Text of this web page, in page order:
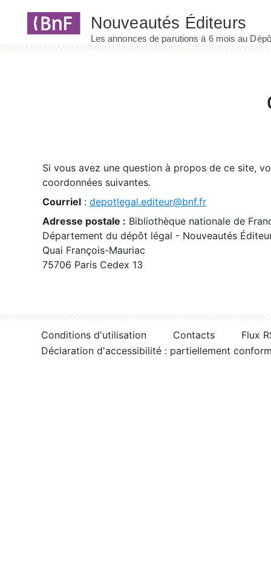
Si vous avez une question à propos de ce site,
coordonnées suivantes.
Courriel : depotlegal.editeur@bnf.fr
Adresse postale : Bibliothèque nationale de
Département du dépôt légal - Nouveautés
Quai François-Mauriac
75706 Paris Cedex 13
Conditions d'utilisation Contacts
Flux
Déclaration d'accessibilité : partiellement